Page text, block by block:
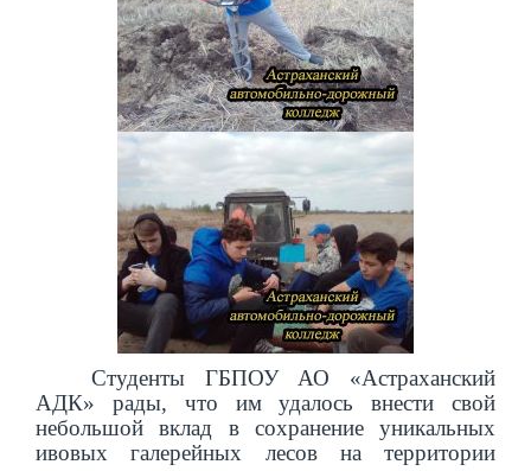
Студенты ГБПОУ АО «Астраханский
АДК» рады, что им удалось внести свой
небольшой вклад в сохранение уникальных
ивовых галерейных лесов на территории